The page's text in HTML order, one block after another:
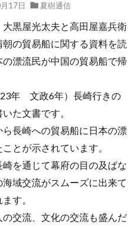
17日 夏樹通信
黒屋光太夫と高田屋嘉兵衛
の貿易船に関する資料を読
漂流民が中国の貿易船で帰
年 文政6年）長崎行きの
た文書です。
長崎への貿易船に日本の漂
とが示されています。
を通じて幕府の目の及ばな
域交流がスムーズに出来て
す。
交流、文化の交流も盛んだ
索